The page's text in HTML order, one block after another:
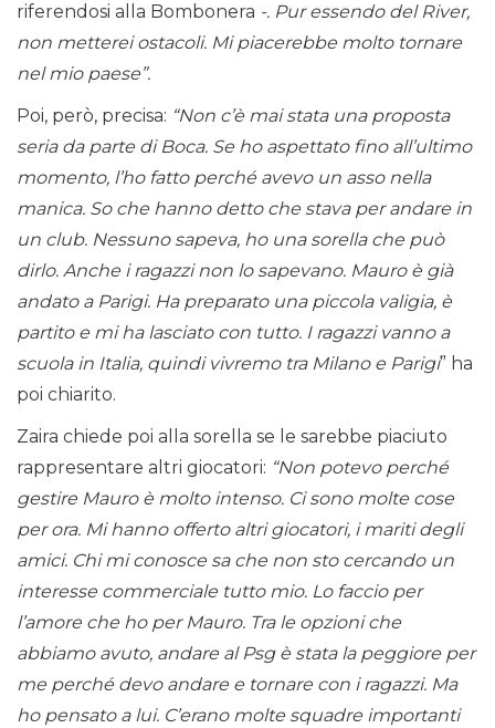
riferendosi alla Bombonera -. Pur essendo del River,
non metterei ostacoli. Mi piacerebbe molto tornare
nel mio paese”.
Poi, però, precisa: “Non c’è mai stata una proposta
seria da parte di Boca. Se ho aspettato fino all’ultimo
momento, l’ho fatto perché avevo un asso nella
manica. So che hanno detto che stava per andare in
un club. Nessuno sapeva, ho una sorella che può
dirlo. Anche i ragazzi non lo sapevano. Mauro è già
andato a Parigi. Ha preparato una piccola valigia, è
partito e mi ha lasciato con tutto. I ragazzi vanno a
scuola in Italia, quindi vivremo tra Milano e Parigi” ha
poi chiarito.
Zaira chiede poi alla sorella se le sarebbe piaciuto
rappresentare altri giocatori: “Non potevo perché
gestire Mauro è molto intenso. Ci sono molte cose
per ora. Mi hanno offerto altri giocatori, i mariti degli
amici. Chi mi conosce sa che non sto cercando un
interesse commerciale tutto mio. Lo faccio per
l’amore che ho per Mauro. Tra le opzioni che
abbiamo avuto, andare al Psg è stata la peggiore per
me perché devo andare e tornare con i ragazzi. Ma
ho pensato a lui. C’erano molte squadre importanti